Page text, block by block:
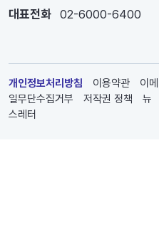
대표전화 02-6000-6400
개인정보처리방침 이용약관
이메
일무단수집거부
저작권 정책
뉴
스레터